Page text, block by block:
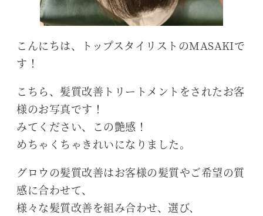
こんにちは、トップスタイリストのMASAKIで
す！
こちら、髪質改善トリートメントをされたお客
様のお写真です！
みてください、この艶感！
めちゃくちゃきれいになりました。
グロウの髪質改善はお客様の髪質やご希望の質
感に合わせて、
様々な髪質改善を組み合わせ、選び、